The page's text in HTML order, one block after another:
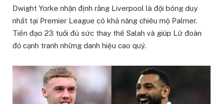
Dwight Yorke nhận định rằng Liverpool là đội bóng duy
nhất tại Premier League có khả năng chiêu mộ Palmer.
Tiền đạo 23 tuổi đủ sức thay thế Salah và giúp Lữ đoàn
đỏ cạnh tranh những danh hiệu cao quý.